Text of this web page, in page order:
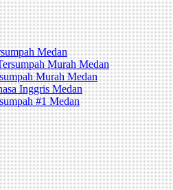
Medan
Murah Medan
Murah Medan
Inggris Medan
#1 Medan